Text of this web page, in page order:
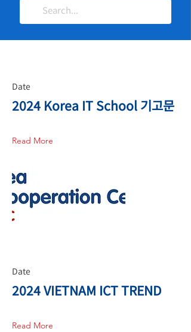
Date
2024 Korea IT School 기고문
Read More
Date
2024 VIETNAM ICT TREND
Read More